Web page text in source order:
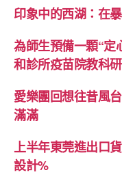
印象中的西湖：在
為師生預備一顆“定
和診所疫苗院教科
愛樂團回想往昔風
滿滿
上半年東莞進出口
設計%